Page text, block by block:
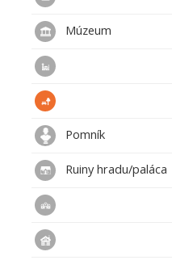
Múzeum
Pomník
Ruiny hradu/paláca